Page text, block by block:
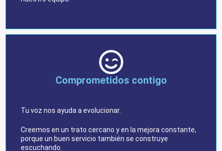
Comprometidos contigo
Tu voz nos ayuda a evolucionar.
Creemos en un trato cercano y en la mejora constante,
porque un buen servicio también se construye
escuchando.